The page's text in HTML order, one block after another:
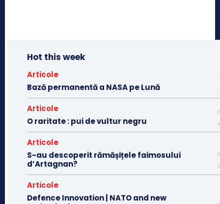
Hot this week
Articole
Bază permanentă a NASA pe Lună
Articole
O raritate : pui de vultur negru
Articole
S-au descoperit rămășițele faimosului
d’Artagnan?
Articole
Defence Innovation | NATO and new